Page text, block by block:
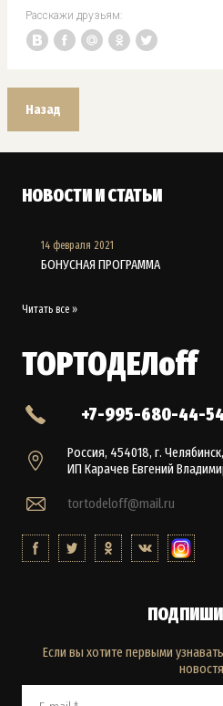
Расскажи друзьям:
Назад
ТОРТОДЕЛoff
+7-995-680-44-54
Россия, 454018, г.
ИП Карачев Евгений
tortodeloff@mail.ru
Если вы хотите первыми
НОВОСТИ И СТАТЬИ
14 февраля 2021
БОНУСНАЯ ПРОГРАММА
Читать все »